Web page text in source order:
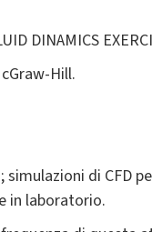
DINAMICS
Hill.
di CFD
in laboratorio.